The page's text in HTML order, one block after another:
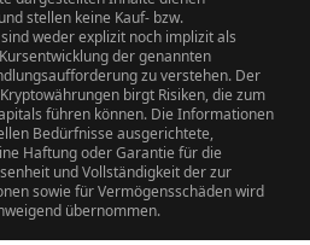
stellen keine Kauf- bzw.
weder explizit noch implizit als
der genannten
zu verstehen. Der
birgt Risiken, die zum
führen können. Die Informationen
Bedürfnisse ausgerichtete,
Haftung oder Garantie für die
und Vollständigkeit der zur
sowie für Vermögensschäden wird
übernommen.